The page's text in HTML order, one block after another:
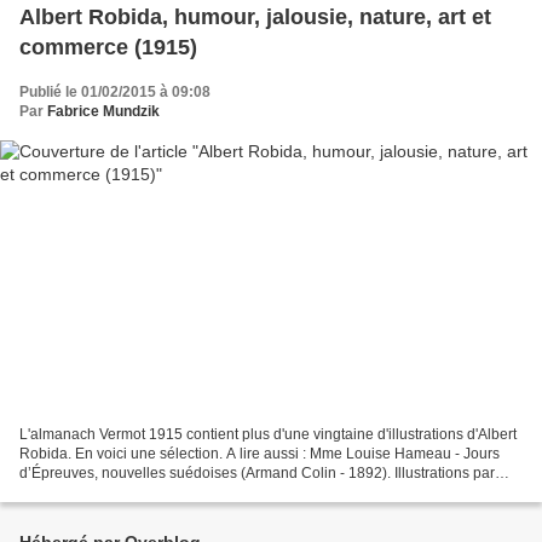
Albert Robida, humour, jalousie, nature, art et
commerce (1915)
Publié le 01/02/2015 à 09:08
Par Fabrice Mundzik
L'almanach Vermot 1915 contient plus d'une vingtaine d'illustrations d'Albert
Robida. En voici une sélection. A lire aussi : Mme Louise Hameau - Jours
d’Épreuves, nouvelles suédoises (Armand Colin - 1892). Illustrations par